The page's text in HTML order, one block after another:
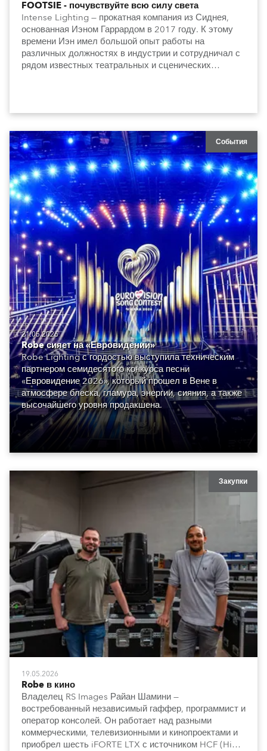
FOOTSIE - почувствуйте всю силу света
Intense Lighting — прокатная компания из Сиднея,
основанная Иэном Гаррардом в 2017 году. К этому
времени Иэн имел большой опыт работы на
различных должностях в индустрии и сотрудничал с
рядом известных театральных и сценических
События
21.05.2026
Robe сияет на «Евровидении»
Robe Lighting с гордостью выступила техническим
партнером семидесятого конкурса песни
«Евровидение 2026», который прошел в Вене в
атмосфере блеска, гламура, энергии, сияния, а также
высочайшего уровня продакшена.
Закупки
19.05.2026
Robe в кино
Владелец RS Images Райан Шамини —
востребованный независимый гаффер, программист и
оператор консолей. Он работает над разными
коммерческими, телевизионными и кинопроектами и
приобрел шесть iFORTE LTX с источником HCF (High